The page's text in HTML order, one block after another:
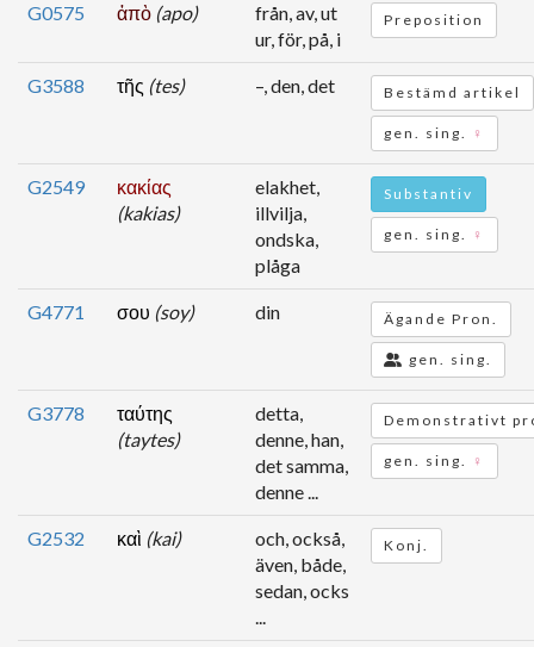
G0575 ἀπὸ (apo)
från, av, ut
ur, för, på, i
Preposition
G3588 τῆς (tes) –, den, det Bestämd artikel
gen. sing. ♀
G2549
κακίας
(kakias)
elakhet,
illvilja,
ondska,
plåga
Substantiv
gen. sing. ♀
G4771 σου (soy) din Ägande Pron.
gen. sing.
G3778
ταύτης
(taytes)
detta,
denne, han,
det samma,
denne ...
Demonstrativt
gen. sing. ♀
G2532 καὶ (kai)
och, också,
även, både,
sedan, ocks
...
Konj.